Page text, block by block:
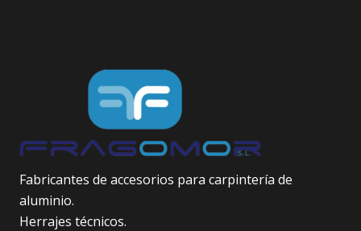
Fabricantes de accesorios para carpintería de
aluminio.
Herrajes técnicos.